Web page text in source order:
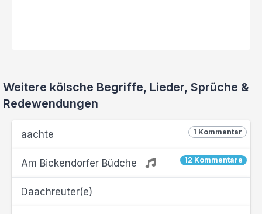
Weitere kölsche Begriffe, Lieder, Sprüche &
Redewendungen
1 Kommentar
aachte
12 Kommentare
Am Bickendorfer Büdche
Daachreuter(e)